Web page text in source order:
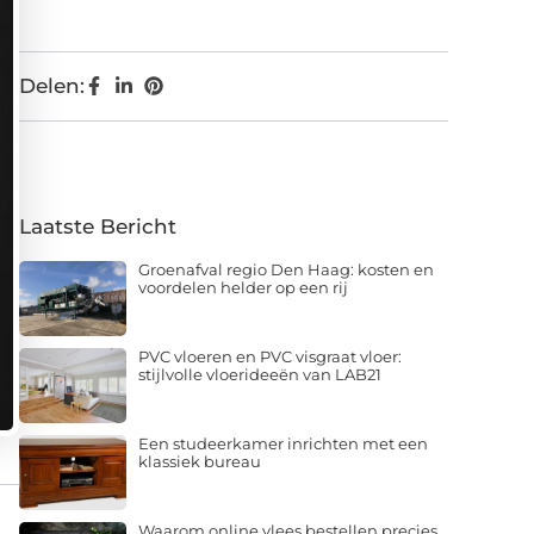
Delen:
Laatste Bericht
Groenafval regio Den Haag: kosten en
voordelen helder op een rij
PVC vloeren en PVC visgraat vloer:
stijlvolle vloerideeën van LAB21
Een studeerkamer inrichten met een
klassiek bureau